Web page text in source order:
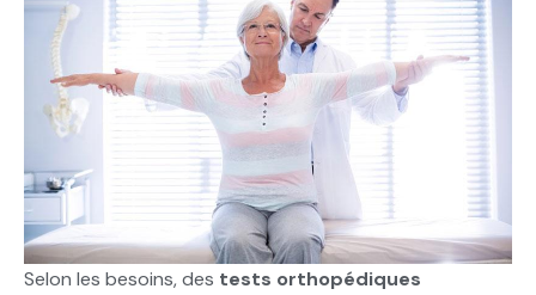
Selon les besoins, des tests orthopédiques